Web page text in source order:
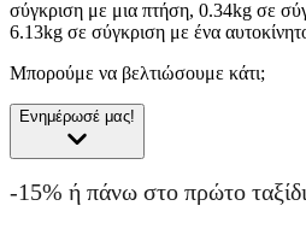
σύγκριση με μια πτήση, 0.34kg σε
6.13kg σε σύγκριση με ένα
Μπορούμε να βελτιώσουμε κάτι;
Ενημέρωσέ μας!
-15% ή πάνω στο πρώτο